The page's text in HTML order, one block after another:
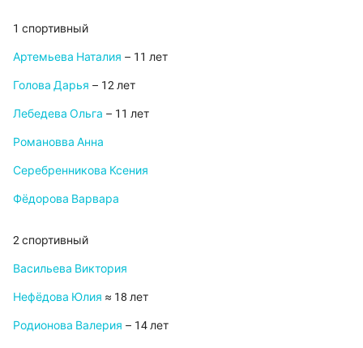
1 спортивный
Артемьева Наталия – 11 лет
Голова Дарья – 12 лет
Лебедева Ольга – 11 лет
Романовва Анна
Серебренникова Ксения
Фёдорова Варвара
2 спортивный
Васильева Виктория
Нефёдова Юлия ≈ 18 лет
Родионова Валерия – 14 лет